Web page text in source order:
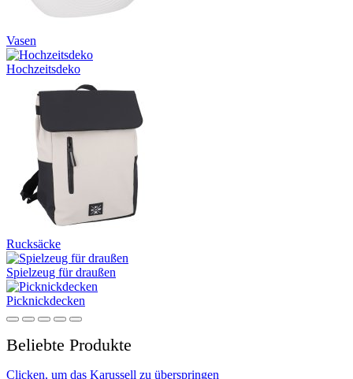
Vasen
Hochzeitsdeko
Rucksäcke
Spielzeug für draußen
Picknickdecken
Beliebte Produkte
Clicken, um das Karussell zu überspringen